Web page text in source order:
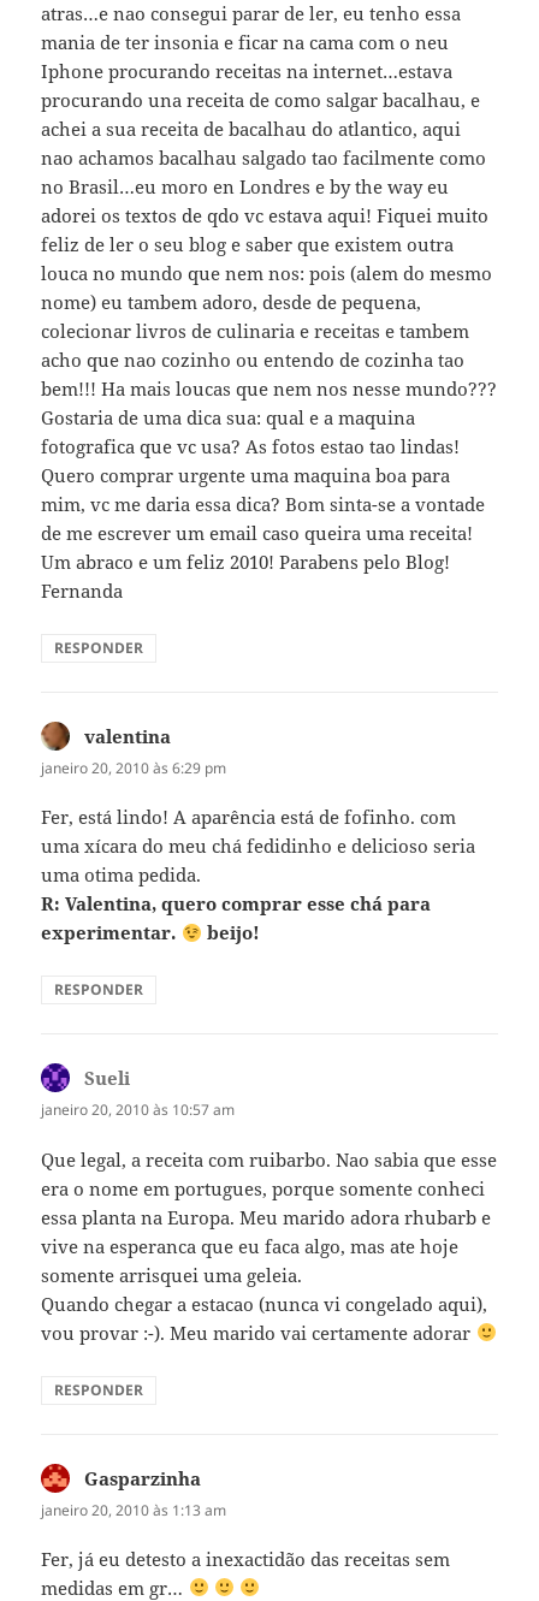
atras…e nao consegui parar de ler, eu tenho essa
mania de ter insonia e ficar na cama com o neu
Iphone procurando receitas na internet…estava
procurando una receita de como salgar bacalhau, e
achei a sua receita de bacalhau do atlantico, aqui
nao achamos bacalhau salgado tao facilmente como
no Brasil…eu moro en Londres e by the way eu
adorei os textos de qdo vc estava aqui! Fiquei muito
feliz de ler o seu blog e saber que existem outra
louca no mundo que nem nos: pois (alem do mesmo
nome) eu tambem adoro, desde de pequena,
colecionar livros de culinaria e receitas e tambem
acho que nao cozinho ou entendo de cozinha tao
bem!!! Ha mais loucas que nem nos nesse mundo???
Gostaria de uma dica sua: qual e a maquina
fotografica que vc usa? As fotos estao tao lindas!
Quero comprar urgente uma maquina boa para
mim, vc me daria essa dica? Bom sinta-se a vontade
de me escrever um email caso queira uma receita!
Um abraco e um feliz 2010! Parabens pelo Blog!
Fernanda
RESPONDER
valentina
janeiro 20, 2010 às 6:29 pm
Fer, está lindo! A aparência está de fofinho. com
uma xícara do meu chá fedidinho e delicioso seria
uma otima pedida.
R: Valentina, quero comprar esse chá para
experimentar.
beijo!
RESPONDER
Sueli
janeiro 20, 2010 às 10:57 am
Que legal, a receita com ruibarbo. Nao sabia que esse
era o nome em portugues, porque somente conheci
essa planta na Europa. Meu marido adora rhubarb e
vive na esperanca que eu faca algo, mas ate hoje
somente arrisquei uma geleia.
Quando chegar a estacao (nunca vi congelado aqui),
vou provar :-). Meu marido vai certamente adorar
RESPONDER
Gasparzinha
janeiro 20, 2010 às 1:13 am
Fer, já eu detesto a inexactidão das receitas sem
medidas em gr…